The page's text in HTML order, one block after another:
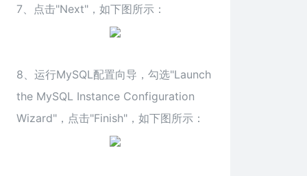
7、点击"Next"，如下图所示：
8、运行MySQL配置向导，勾选"Launch
the MySQL Instance Configuration
Wizard"，点击"Finish"，如下图所示：